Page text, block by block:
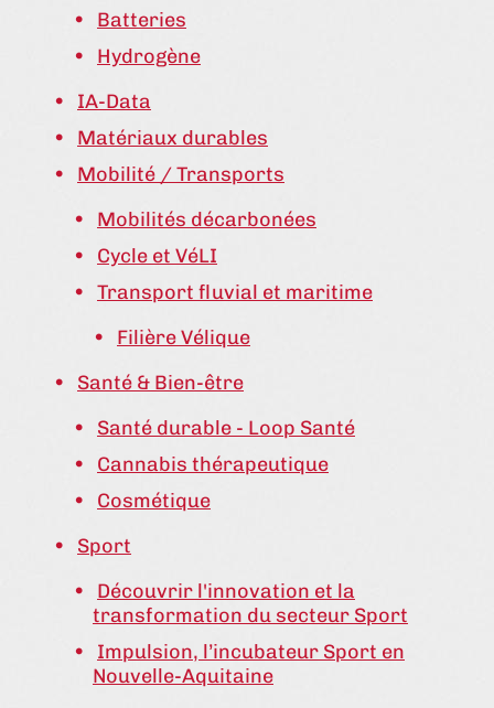
Batteries
Hydrogène
IA-Data
Matériaux durables
Mobilité / Transports
Mobilités décarbonées
Cycle et VéLI
Transport fluvial et maritime
Filière Vélique
Santé & Bien-être
Santé durable - Loop Santé
Cannabis thérapeutique
Cosmétique
Sport
Découvrir l'innovation et la
transformation du secteur Sport
Impulsion, l’incubateur Sport en
Nouvelle-Aquitaine